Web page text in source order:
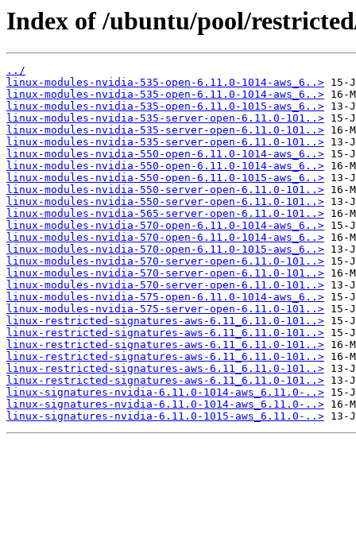
Index of /ubuntu/pool/
../
linux-modules-nvidia-535-open-6.11.0-1014-aws_6..>
linux-modules-nvidia-535-open-6.11.0-1014-aws_6..>
linux-modules-nvidia-535-open-6.11.0-1015-aws_6..>
linux-modules-nvidia-535-server-open-6.11.0-101..>
linux-modules-nvidia-535-server-open-6.11.0-101..>
linux-modules-nvidia-535-server-open-6.11.0-101..>
linux-modules-nvidia-550-open-6.11.0-1014-aws_6..>
linux-modules-nvidia-550-open-6.11.0-1014-aws_6..>
linux-modules-nvidia-550-open-6.11.0-1015-aws_6..>
linux-modules-nvidia-550-server-open-6.11.0-101..>
linux-modules-nvidia-550-server-open-6.11.0-101..>
linux-modules-nvidia-565-server-open-6.11.0-101..>
linux-modules-nvidia-570-open-6.11.0-1014-aws_6..>
linux-modules-nvidia-570-open-6.11.0-1014-aws_6..>
linux-modules-nvidia-570-open-6.11.0-1015-aws_6..>
linux-modules-nvidia-570-server-open-6.11.0-101..>
linux-modules-nvidia-570-server-open-6.11.0-101..>
linux-modules-nvidia-570-server-open-6.11.0-101..>
linux-modules-nvidia-575-open-6.11.0-1014-aws_6..>
linux-modules-nvidia-575-server-open-6.11.0-101..>
linux-restricted-signatures-aws-6.11_6.11.0-101..>
linux-restricted-signatures-aws-6.11_6.11.0-101..>
linux-restricted-signatures-aws-6.11_6.11.0-101..>
linux-restricted-signatures-aws-6.11_6.11.0-101..>
linux-restricted-signatures-aws-6.11_6.11.0-101..>
linux-restricted-signatures-aws-6.11_6.11.0-101..>
linux-signatures-nvidia-6.11.0-1014-aws_6.11.0-..>
linux-signatures-nvidia-6.11.0-1014-aws_6.11.0-..>
linux-signatures-nvidia-6.11.0-1015-aws_6.11.0-..>